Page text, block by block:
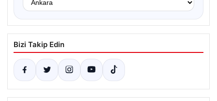
Bizi Takip Edin